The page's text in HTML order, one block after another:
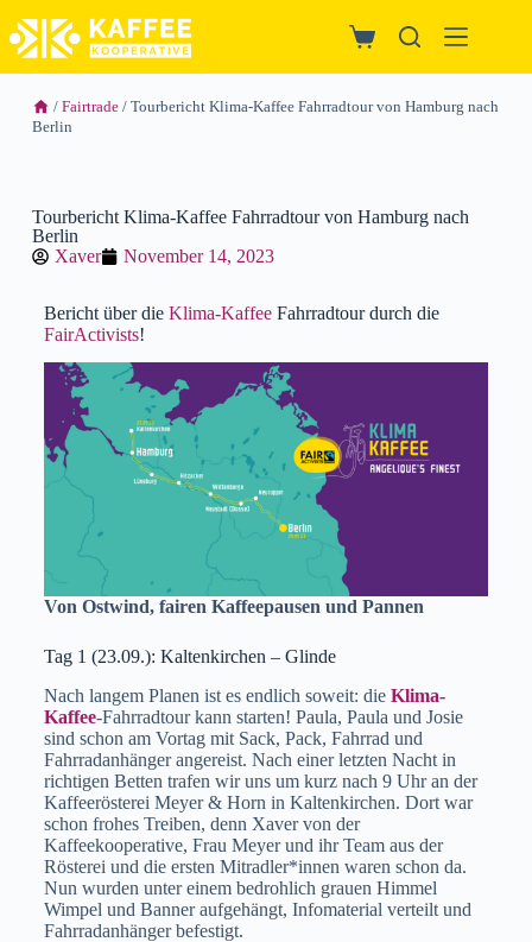
/ Fairtrade/ Tourbericht Klima-Kaffee Fahrradtour von Hamburg nach
Berlin
Tourbericht Klima-Kaffee Fahrradtour von Hamburg nach
Berlin
Xaver
November 14, 2023
Bericht über die Klima-KaffeeFahrradtour durch die
FairActivists!
Von Ostwind, fairen Kaffeepausen und Pannen
Tag 1 (23.09.): Kaltenkirchen – Glinde
Nach langem Planen ist es endlich soweit: die Klima-
Kaffee-Fahrradtour kann starten! Paula, Paula und Josie
sind schon am Vortag mit Sack, Pack, Fahrrad und
Fahrradanhänger angereist. Nach einer letzten Nacht in
richtigen Betten trafen wir uns um kurz nach 9 Uhr an der
Kaffeerösterei Meyer & Horn in Kaltenkirchen. Dort war
schon frohes Treiben, denn Xaver von der
Kaffeekooperative, Frau Meyer und ihr Team aus der
Rösterei und die ersten Mitradler*innen waren schon da.
Nun wurden unter einem bedrohlich grauen Himmel
Wimpel und Banner aufgehängt, Infomaterial verteilt und
Fahrradanhänger befestigt.